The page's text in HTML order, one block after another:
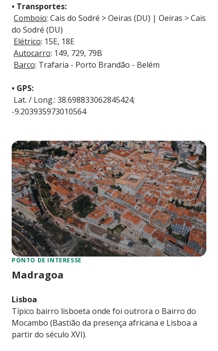
• Transportes:
Comboio: Cais do Sodré > Oeiras (DU) | Oeiras > Cais
do Sodré (DU)
Elétrico: 15E, 18E
Autocarro: 149, 729, 79B
Barco: Trafaria - Porto Brandão - Belém
• GPS:
Lat. / Long.: 38.698833062845424;
-9.203935973010564
PONTO DE INTERESSE
Madragoa
Lisboa
Típico bairro lisboeta onde foi outrora o Bairro do
Mocambo (Bastião da presença africana e Lisboa a
partir do século XVI).